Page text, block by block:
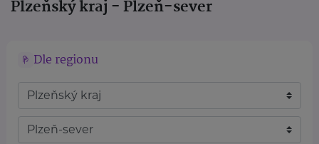
Plzeňský kraj - Plzeň-sever
Dle regionu